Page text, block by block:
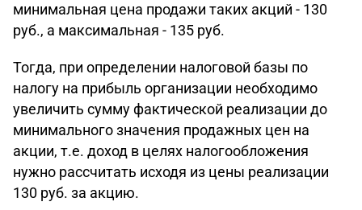
минимальная цена продажи таких акций - 130
руб., а максимальная - 135 руб.
Тогда, при определении налоговой базы по
налогу на прибыль организации необходимо
увеличить сумму фактической реализации до
минимального значения продажных цен на
акции, т.е. доход в целях налогообложения
нужно рассчитать исходя из цены реализации
130 руб. за акцию.